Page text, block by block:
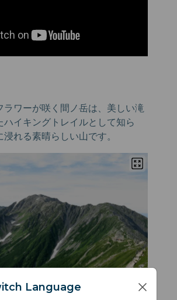
ラワーが咲く間ノ岳は、美しい滝
ハイキングトレイルとして知ら
れる素晴らしい山です。
Language